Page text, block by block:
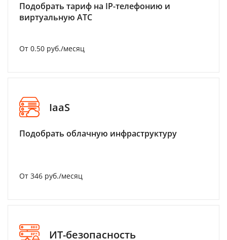
Подобрать тариф на IP-телефонию и
виртуальную АТС
От 0.50 руб./месяц
IaaS
Подобрать облачную инфраструктуру
От 346 руб./месяц
ИТ-безопасность